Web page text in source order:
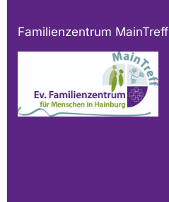
Familienzentrum MainTreff